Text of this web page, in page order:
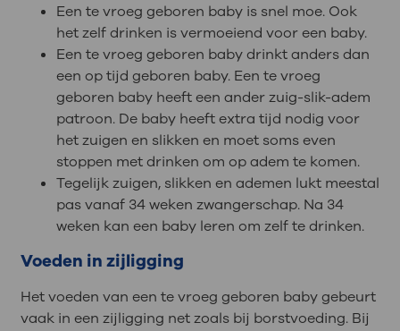
Een te vroeg geboren baby is snel moe. Ook
het zelf drinken is vermoeiend voor een baby.
Een te vroeg geboren baby drinkt anders dan
een op tijd geboren baby. Een te vroeg
geboren baby heeft een ander zuig-slik-adem
patroon. De baby heeft extra tijd nodig voor
het zuigen en slikken en moet soms even
stoppen met drinken om op adem te komen.
Tegelijk zuigen, slikken en ademen lukt meestal
pas vanaf 34 weken zwangerschap. Na 34
weken kan een baby leren om zelf te drinken.
Voeden in zijligging
Het voeden van een te vroeg geboren baby gebeurt
vaak in een zijligging net zoals bij borstvoeding. Bij